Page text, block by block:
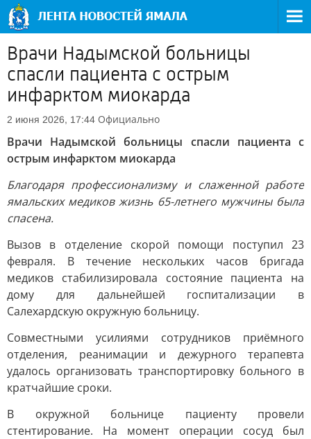
Врачи Надымской больницы
спасли пациента с острым
инфарктом миокарда
2 июня 2026, 17:44 Официально
Врачи Надымской больницы спасли пациента с
острым инфарктом миокарда
Благодаря профессионализму и слаженной работе
ямальских медиков жизнь 65-летнего мужчины была
спасена.
Вызов в отделение скорой помощи поступил 23
февраля. В течение нескольких часов бригада
медиков стабилизировала состояние пациента на
дому для дальнейшей госпитализации в
Салехардскую окружную больницу.
Совместными усилиями сотрудников приёмного
отделения, реанимации и дежурного терапевта
удалось организовать транспортировку больного в
кратчайшие сроки.
В окружной больнице пациенту провели
стентирование. На момент операции сосуд был